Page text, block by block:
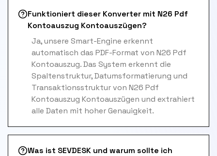
Funktioniert dieser Konverter mit N26 Pdf
Kontoauszug Kontoauszügen?
Ja, unsere Smart-Engine erkennt
automatisch das PDF-Format von N26 Pdf
Kontoauszug. Das System erkennt die
Spaltenstruktur, Datumsformatierung und
Transaktionsstruktur von N26 Pdf
Kontoauszug Kontoauszügen und extrahiert
alle Daten mit hoher Genauigkeit.
Was ist SEVDESK und warum sollte ich